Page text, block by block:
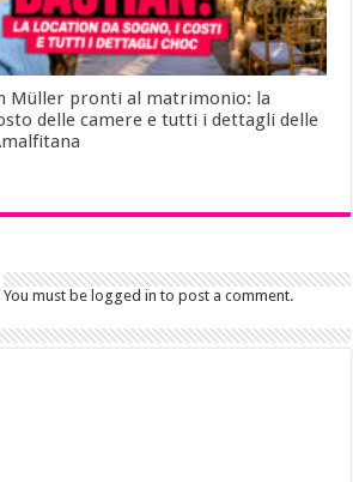
Müller pronti al matrimonio: la
delle camere e tutti i dettagli delle
You must be logged in to post a comment.